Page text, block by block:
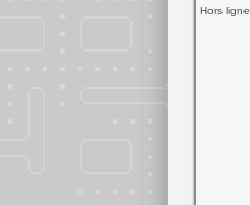
Hors ligne